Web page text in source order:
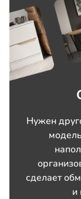
Нужен
сделает
и